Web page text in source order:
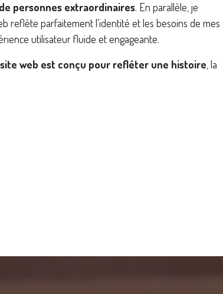
personnes extraordinaires. En parallèle, je
reflète parfaitement l'identité et les besoins de mes
utilisateur fluide et engageante.
web est conçu pour refléter une histoire , la